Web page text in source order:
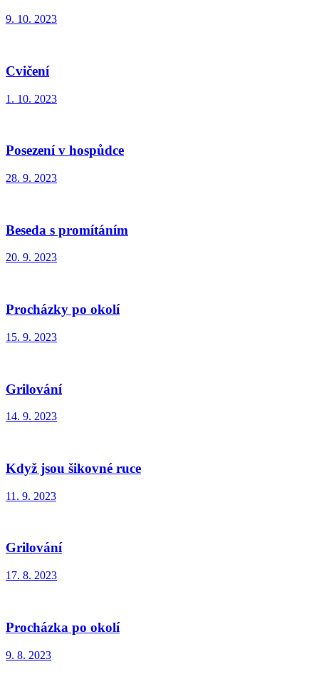
9. 10. 2023
Cvičení
1. 10. 2023
Posezení v hospůdce
28. 9. 2023
Beseda s promítáním
20. 9. 2023
Procházky po okolí
15. 9. 2023
Grilování
14. 9. 2023
Když jsou šikovné ruce
11. 9. 2023
Grilování
17. 8. 2023
Procházka po okolí
9. 8. 2023